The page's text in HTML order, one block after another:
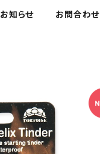
お知らせ お問合わせ